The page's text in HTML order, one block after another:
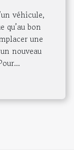
véhicule,
qu’au bon
une
nouveau